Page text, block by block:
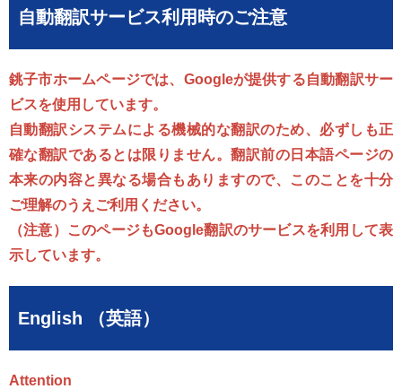
自動翻訳サービス利用時のご注意
銚子市ホームページでは、Googleが提供する自動翻訳サー
ビスを使用しています。
自動翻訳システムによる機械的な翻訳のため、必ずしも正
確な翻訳であるとは限りません。翻訳前の日本語ページの
本来の内容と異なる場合もありますので、このことを十分
ご理解のうえご利用ください。
（注意）このページもGoogle翻訳のサービスを利用して表
示しています。
English （英語）
Attention